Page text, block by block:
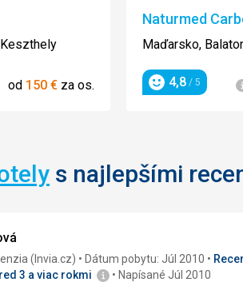
od 150 € za os.
Naturmed
Maďarsko,
Hodnotenie
4,8 / 5
s najlepšími
Overená recenzia (Invia.cz) Dátum pobytu: Júl 2010
3 a viac rokmi
Napísané Júl 2010